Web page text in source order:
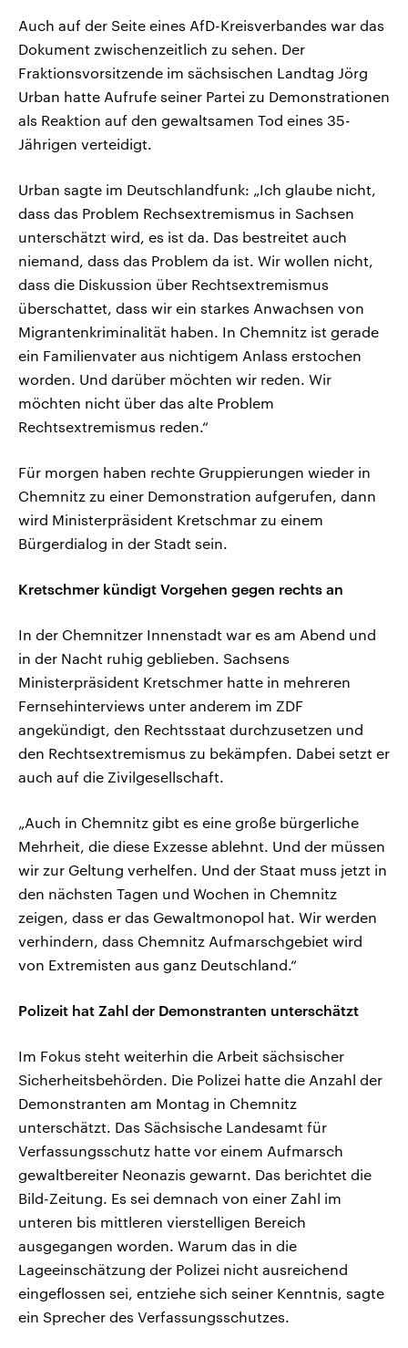
Auch auf der Seite eines AfD-Kreisverbandes war das
Dokument zwischenzeitlich zu sehen. Der
Fraktionsvorsitzende im sächsischen Landtag Jörg
Urban hatte Aufrufe seiner Partei zu Demonstrationen
als Reaktion auf den gewaltsamen Tod eines 35-
Jährigen verteidigt.
Urban sagte im Deutschlandfunk: „Ich glaube nicht,
dass das Problem Rechsextremismus in Sachsen
unterschätzt wird, es ist da. Das bestreitet auch
niemand, dass das Problem da ist. Wir wollen nicht,
dass die Diskussion über Rechtsextremismus
überschattet, dass wir ein starkes Anwachsen von
Migrantenkriminalität haben. In Chemnitz ist gerade
ein Familienvater aus nichtigem Anlass erstochen
worden. Und darüber möchten wir reden. Wir
möchten nicht über das alte Problem
Rechtsextremismus reden.“
Für morgen haben rechte Gruppierungen wieder in
Chemnitz zu einer Demonstration aufgerufen, dann
wird Ministerpräsident Kretschmar zu einem
Bürgerdialog in der Stadt sein.
Kretschmer kündigt Vorgehen gegen rechts an
In der Chemnitzer Innenstadt war es am Abend und
in der Nacht ruhig geblieben. Sachsens
Ministerpräsident Kretschmer hatte in mehreren
Fernsehinterviews unter anderem im ZDF
angekündigt, den Rechtsstaat durchzusetzen und
den Rechtsextremismus zu bekämpfen. Dabei setzt er
auch auf die Zivilgesellschaft.
„Auch in Chemnitz gibt es eine große bürgerliche
Mehrheit, die diese Exzesse ablehnt. Und der müssen
wir zur Geltung verhelfen. Und der Staat muss jetzt in
den nächsten Tagen und Wochen in Chemnitz
zeigen, dass er das Gewaltmonopol hat. Wir werden
verhindern, dass Chemnitz Aufmarschgebiet wird
von Extremisten aus ganz Deutschland.“
Polizeit hat Zahl der Demonstranten unterschätzt
Im Fokus steht weiterhin die Arbeit sächsischer
Sicherheitsbehörden. Die Polizei hatte die Anzahl der
Demonstranten am Montag in Chemnitz
unterschätzt. Das Sächsische Landesamt für
Verfassungsschutz hatte vor einem Aufmarsch
gewaltbereiter Neonazis gewarnt. Das berichtet die
Bild-Zeitung. Es sei demnach von einer Zahl im
unteren bis mittleren vierstelligen Bereich
ausgegangen worden. Warum das in die
Lageeinschätzung der Polizei nicht ausreichend
eingeflossen sei, entziehe sich seiner Kenntnis, sagte
ein Sprecher des Verfassungsschutzes.